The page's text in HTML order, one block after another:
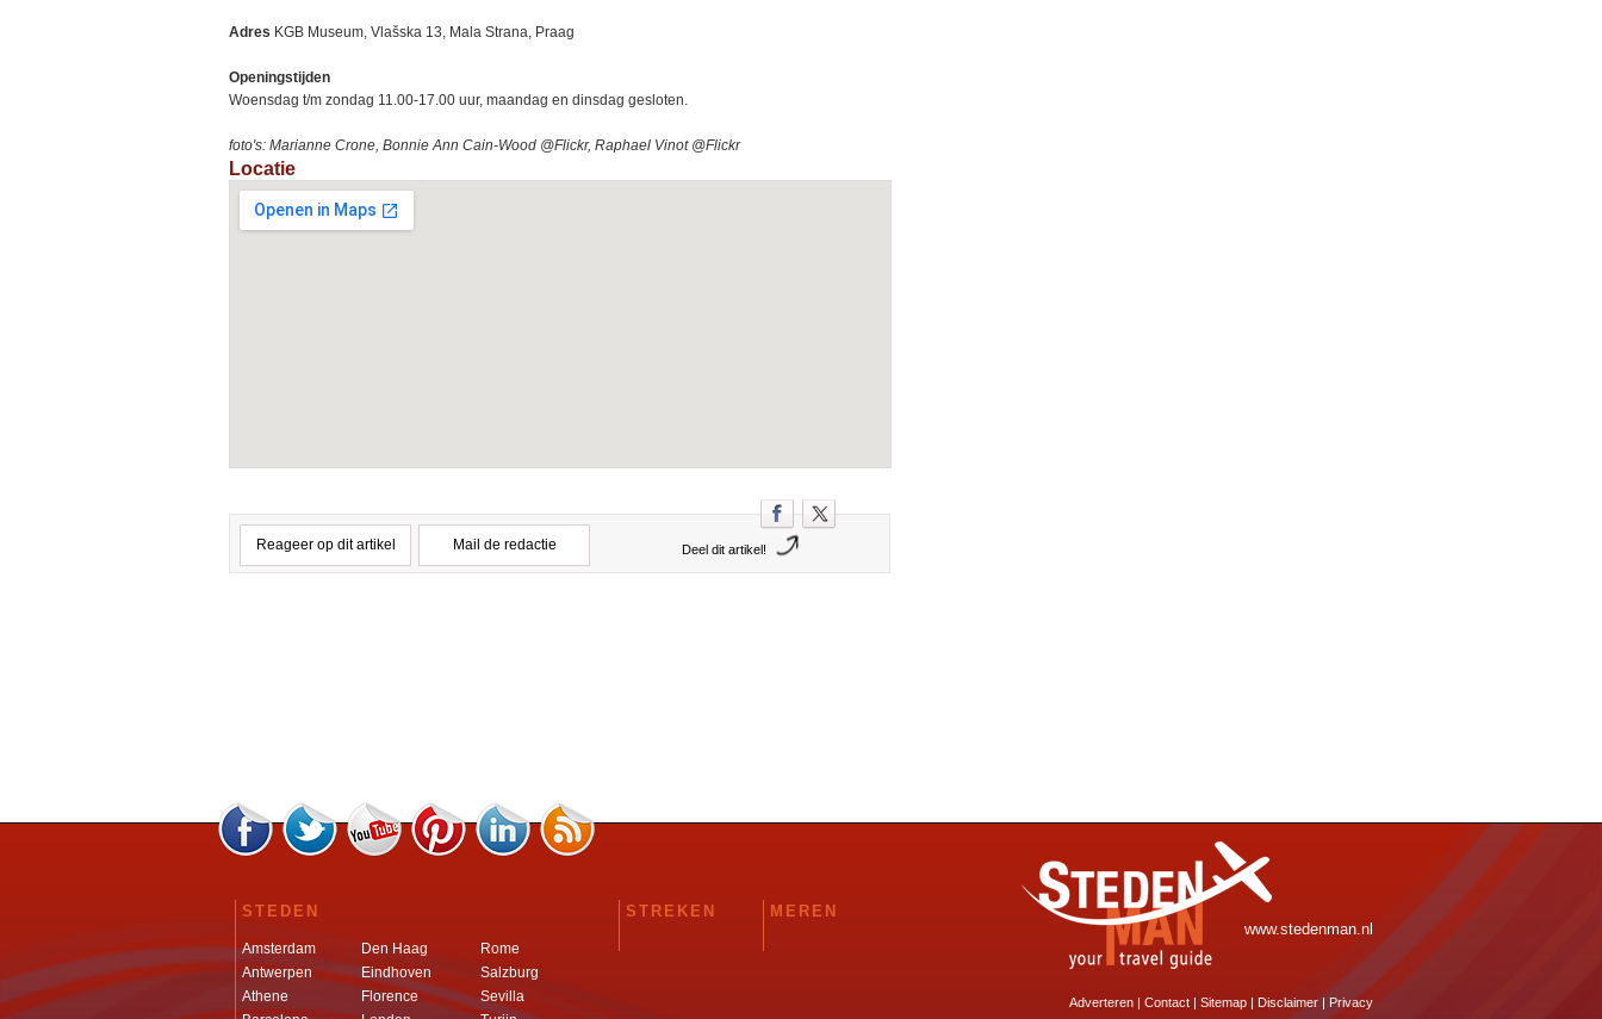
Adres KGB Museum, Vlašska 13, Mala Strana, Praag
Openingstijden
Woensdag t/m zondag 11.00-17.00 uur, maandag en dinsdag gesloten.
foto's: Marianne Crone, Bonnie Ann Cain-Wood @Flickr, Raphael Vinot @Flickr
Locatie
Reageer op dit artikel Mail de redactie Deel dit artikel!
STEDEN
Amsterdam
Antwerpen
Athene
Den Haag
Eindhoven
Florence
Rome
Salzburg
Sevilla
STREKEN MEREN
Adverteren | Contact | Sitemap | Disclaimer | Privacy
www.stedenman.nl